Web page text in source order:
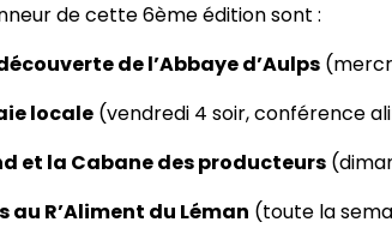
de cette 6ème édition sont :
de l’Abbaye d’Aulps
locale (vendredi 4 soir, conférence
et la Cabane des producteurs
R’Aliment du Léman (toute la